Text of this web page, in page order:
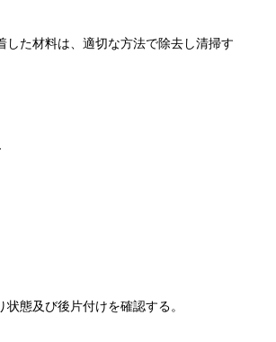
した材料は、適切な方法で除去し清掃す
状態及び後片付けを確認する。